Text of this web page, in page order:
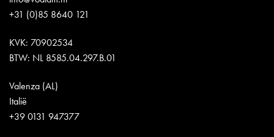
+31 (0)85 8640 121
KVK: 70902534
BTW: NL 8585.04.297.B.01
Valenza (AL)
Italië
+39 0131 947377